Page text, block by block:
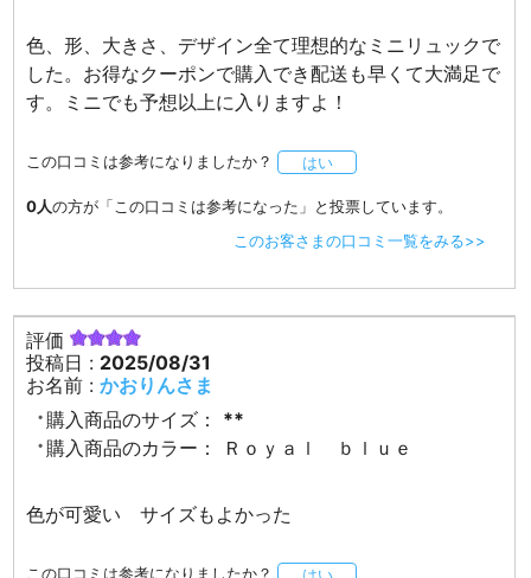
色、形、大きさ、デザイン全て理想的なミニリュックで
した。お得なクーポンで購入でき配送も早くて大満足で
す。ミニでも予想以上に入りますよ！
この口コミは参考になりましたか？ はい
0人の方が「この口コミは参考になった」と投票しています。
このお客さまの口コミ一覧をみる>>
評価
投稿日 : 2025/08/31
お名前 :かおりんさま
購入商品のサイズ：
**
購入商品のカラー：
Ｒｏｙａｌ ｂｌｕｅ
色が可愛い サイズもよかった
この口コミは参考になりましたか？